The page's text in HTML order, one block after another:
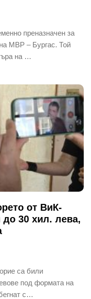
преназначен за
МВР – Бургас. Той
на …
от ВиК-
30 хил. лева,
са били
под формата на
с…